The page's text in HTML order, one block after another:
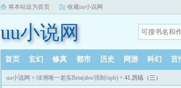
将本站设为首页 收藏uu小说网
uu小说网
首页 玄幻 修真 都市 历史 网游 科幻 言
uu小说网 > 绿洲唯一老实Beta(abo/强制/nph) > 41.历练（三）